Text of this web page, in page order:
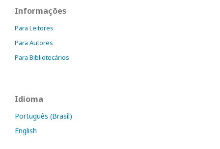
Informações
Para Leitores
Para Autores
Para Bibliotecários
Idioma
Português (Brasil)
English